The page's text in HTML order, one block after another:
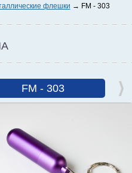
флешки FM - 303
FM - 303